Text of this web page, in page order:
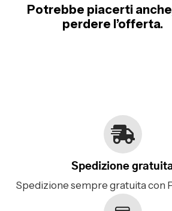
Potrebbe piacerti
perdere l’offerta.
Spedizione
Spedizione sempre gratuita con